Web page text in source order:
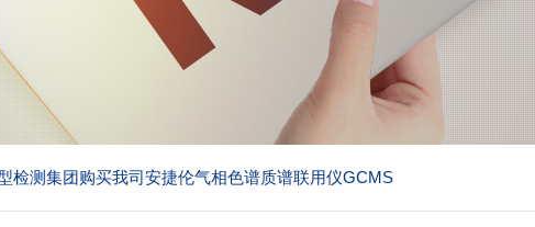
检测集团购买我司安捷伦气相色谱质谱联用仪GCMS